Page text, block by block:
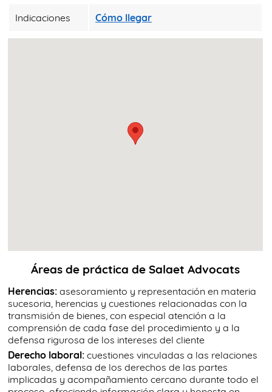
Indicaciones Cómo llegar
Áreas de práctica de Salaet Advocats
Herencias: asesoramiento y representación en materia
sucesoria, herencias y cuestiones relacionadas con la
transmisión de bienes, con especial atención a la
comprensión de cada fase del procedimiento y a la
defensa rigurosa de los intereses del cliente
Derecho laboral: cuestiones vinculadas a las relaciones
laborales, defensa de los derechos de las partes
implicadas y acompañamiento cercano durante todo el